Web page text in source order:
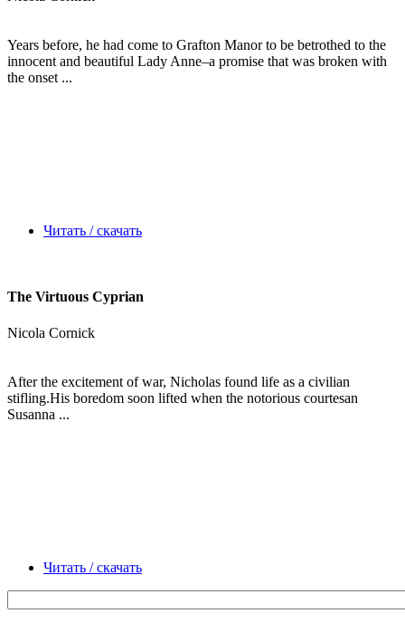
Years before, he had come to Grafton Manor to be betrothed to the
innocent and beautiful Lady Anne–a promise that was broken with
the onset ...
Читать / скачать
The Virtuous Cyprian
Nicola Cornick
After the excitement of war, Nicholas found life as a civilian
stifling.His boredom soon lifted when the notorious courtesan
Susanna ...
Читать / скачать